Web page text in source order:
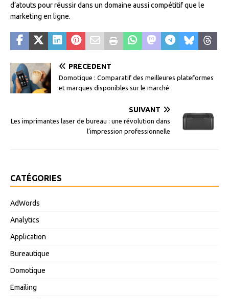
d’atouts pour réussir dans un domaine aussi compétitif que le
marketing en ligne.
PRÉCÉDENT
Domotique : Comparatif des meilleures plateformes
et marques disponibles sur le marché
SUIVANT
Les imprimantes laser de bureau : une révolution dans
l’impression professionnelle
CATÉGORIES
AdWords
Analytics
Application
Bureautique
Domotique
Emailing